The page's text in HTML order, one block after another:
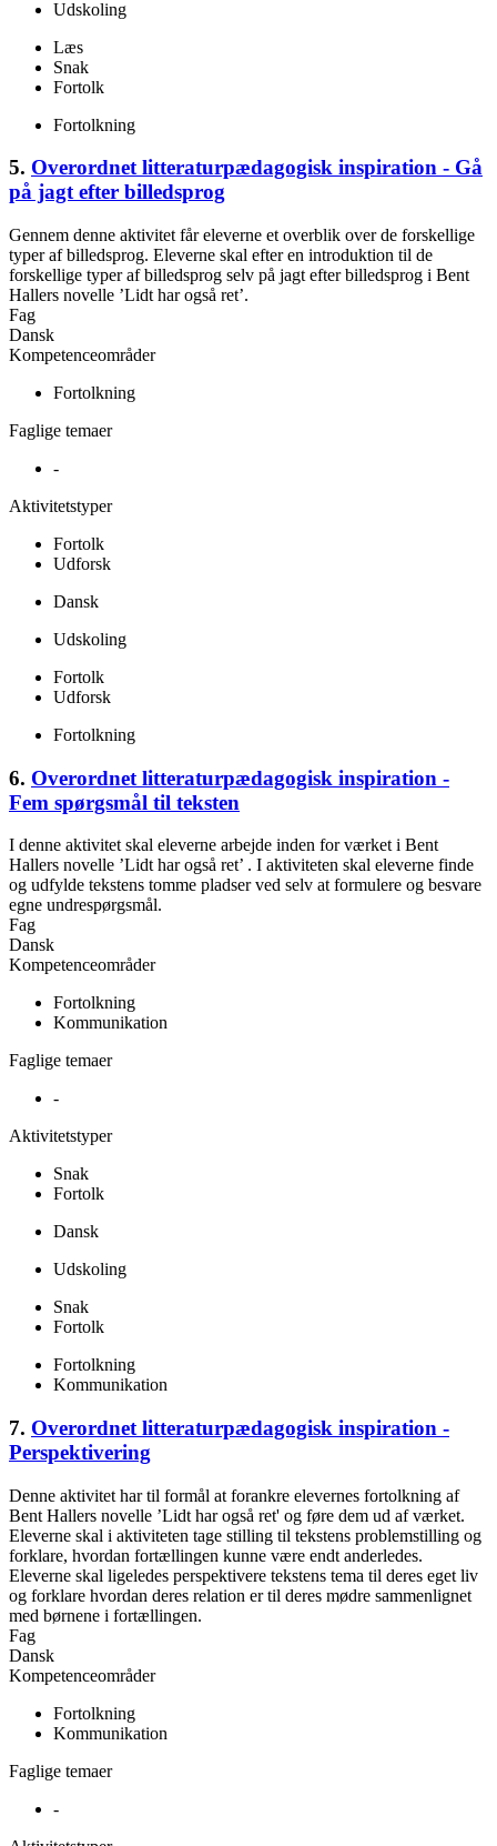
Udskoling
Læs
Snak
Fortolk
Fortolkning
5. Overordnet litteraturpædagogisk inspiration - Gå
på jagt efter billedsprog
Gennem denne aktivitet får eleverne et overblik over de forskellige
typer af billedsprog. Eleverne skal efter en introduktion til de
forskellige typer af billedsprog selv på jagt efter billedsprog i Bent
Hallers novelle ’Lidt har også ret’.
Fag
Dansk
Kompetenceområder
Fortolkning
Faglige temaer
-
Aktivitetstyper
Fortolk
Udforsk
Dansk
Udskoling
Fortolk
Udforsk
Fortolkning
6. Overordnet litteraturpædagogisk inspiration -
Fem spørgsmål til teksten
I denne aktivitet skal eleverne arbejde inden for værket i Bent
Hallers novelle ’Lidt har også ret’ . I aktiviteten skal eleverne finde
og udfylde tekstens tomme pladser ved selv at formulere og besvare
egne undrespørgsmål.
Fag
Dansk
Kompetenceområder
Fortolkning
Kommunikation
Faglige temaer
-
Aktivitetstyper
Snak
Fortolk
Dansk
Udskoling
Snak
Fortolk
Fortolkning
Kommunikation
7. Overordnet litteraturpædagogisk inspiration -
Perspektivering
Denne aktivitet har til formål at forankre elevernes fortolkning af
Bent Hallers novelle ’Lidt har også ret' og føre dem ud af værket.
Eleverne skal i aktiviteten tage stilling til tekstens problemstilling og
forklare, hvordan fortællingen kunne være endt anderledes.
Eleverne skal ligeledes perspektivere tekstens tema til deres eget liv
og forklare hvordan deres relation er til deres mødre sammenlignet
med børnene i fortællingen.
Fag
Dansk
Kompetenceområder
Fortolkning
Kommunikation
Faglige temaer
-